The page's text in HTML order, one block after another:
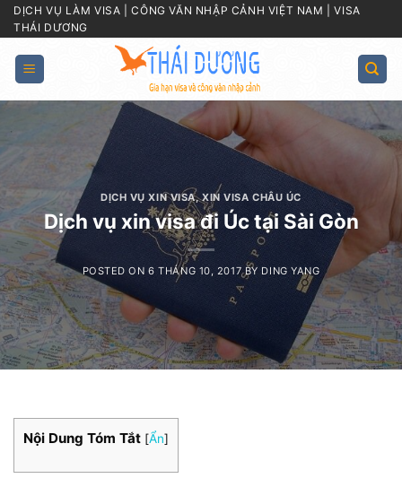
Skip
to
content
DỊCH VỤ LÀM VISA | CÔNG VĂN NHẬP CẢNH VIỆT NAM | VISA
THÁI DƯƠNG
DỊCH VỤ XIN VISA,XIN VISA CHÂU ÚC
Dịch vụ xin visa đi Úc tại Sài Gòn
POSTED ON6 THÁNG 10, 2017BY DING YANG
Nội Dung Tóm Tắt [Ẩn]